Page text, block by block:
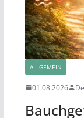
ALLGEMEIN
01.08.2026